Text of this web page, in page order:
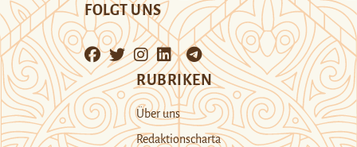
FOLGT UNS
RUBRIKEN
Über uns
Redaktionscharta